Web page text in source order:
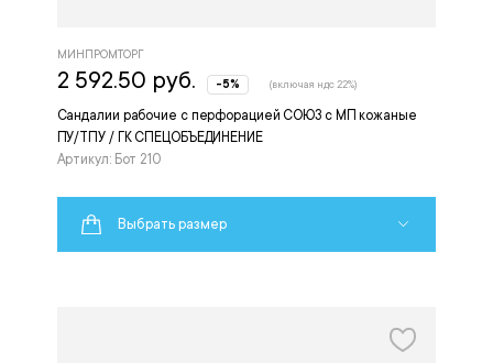
Сандалии рабочие с перфорацией СОЮЗ с МП кожаные
ПУ/ТПУ / ГК СПЕЦОБЪЕДИНЕНИЕ
Артикул: Бот 210
МИНПРОМТОРГ
2 592.50 руб. -5% (включая ндс 22%)
Выбрать размер